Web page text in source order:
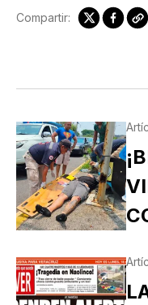
Compartir: